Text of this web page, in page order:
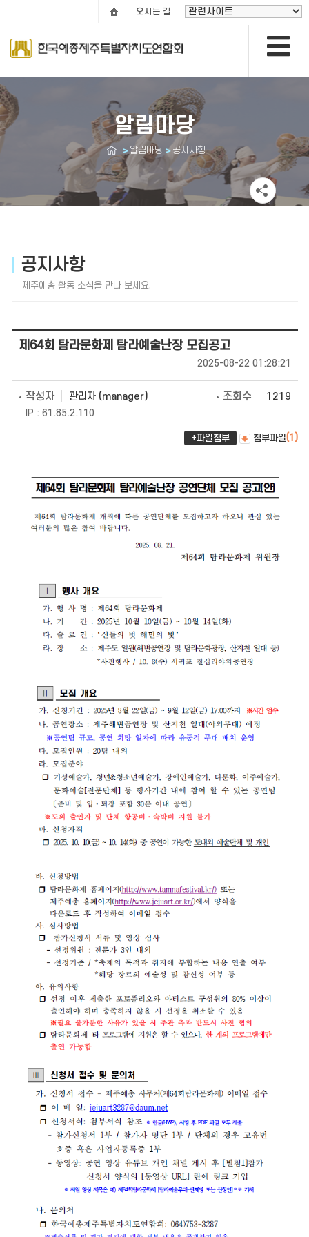
오시는 길
알림마당
알림마당 공지사항
공지사항
제주예총 활동 소식을 만나 보세요.
제64회 탐라문화제 탐라예술난장 모집공고
2025-08-22 01:28:21
작성자 관리자 (manager)
IP : 61.85.2.110
조회수 1219
+파일첨부 첨부파일(1)